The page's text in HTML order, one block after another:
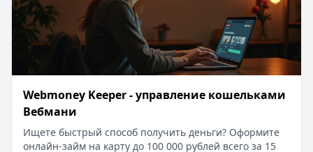
Webmoney Keeper - управление кошельками
Вебмани
Ищете быстрый способ получить деньги? Оформите
онлайн-займ на карту до 100 000 рублей всего за 15